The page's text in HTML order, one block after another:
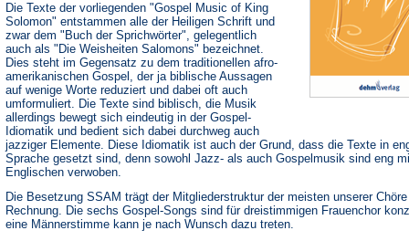
Die Texte der vorliegenden "Gospel Music of King
Solomon" entstammen alle der Heiligen Schrift und
zwar dem "Buch der Sprichwörter", gelegentlich
auch als "Die Weisheiten Salomons" bezeichnet.
Dies steht im Gegensatz zu dem traditionellen afro-
amerikanischen Gospel, der ja biblische Aussagen
auf wenige Worte reduziert und dabei oft auch
umformuliert. Die Texte sind biblisch, die Musik
allerdings bewegt sich eindeutig in der Gospel-
Idiomatik und bedient sich dabei durchweg auch
jazziger Elemente. Diese Idiomatik ist auch der Grund, dass die Texte in
Sprache gesetzt sind, denn sowohl Jazz- als auch Gospelmusik sind eng
Englischen verwoben.
Die Besetzung SSAM trägt der Mitgliederstruktur der meisten unserer Chöre
Rechnung. Die sechs Gospel-Songs sind für dreistimmigen Frauenchor
eine Männerstimme kann je nach Wunsch dazu treten.